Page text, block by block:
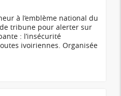
à l’emblème national du
tribune pour alerter sur
: l’insécurité
ivoiriennes. Organisée